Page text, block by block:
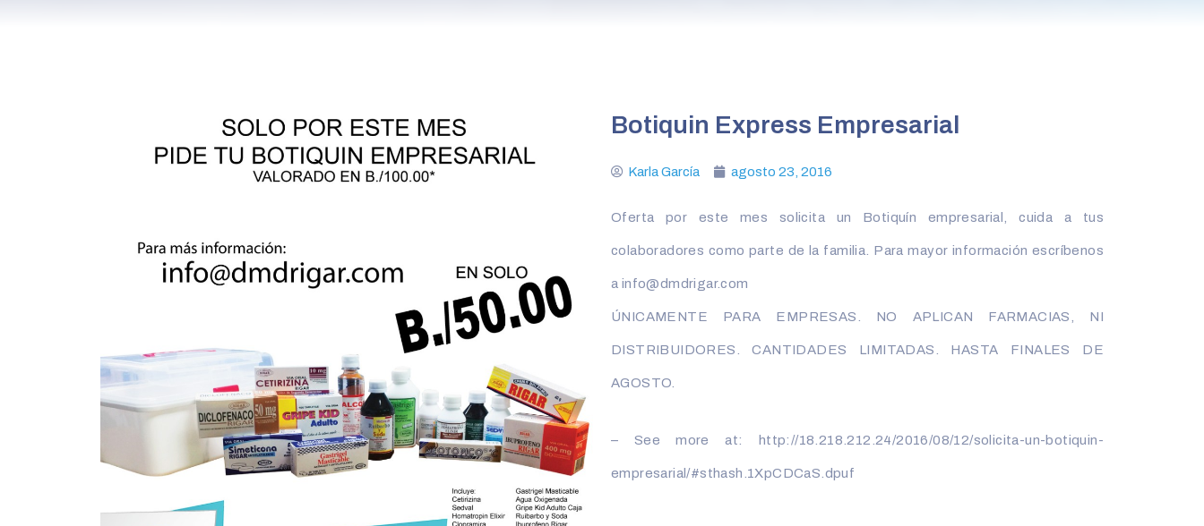
Botiquin Express Empresarial
Karla García agosto 23, 2016
Oferta por este mes solicita un Botiquín empresarial, cuida a tus
colaboradores como parte de la familia. Para mayor información escríbenos
a info@dmdrigar.com
ÚNICAMENTE PARA EMPRESAS. NO APLICAN FARMACIAS, NI
DISTRIBUIDORES. CANTIDADES LIMITADAS. HASTA FINALES DE
AGOSTO.
– See more at: http://18.218.212.24/2016/08/12/solicita-un-botiquin-
empresarial/#sthash.1XpCDCaS.dpuf